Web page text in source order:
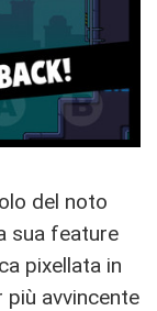
del noto
sua feature
pixellata in
più avvincente